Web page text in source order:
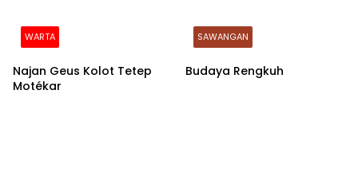
WARTA
Najan Geus Kolot Tetep
Motékar
SAWANGAN
Budaya Rengkuh